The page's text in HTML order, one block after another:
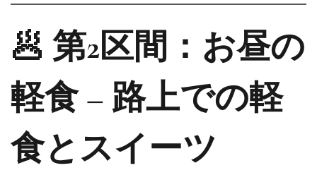
🥟 第2区間：お昼の
軽食 – 路上での軽
食とスイーツ